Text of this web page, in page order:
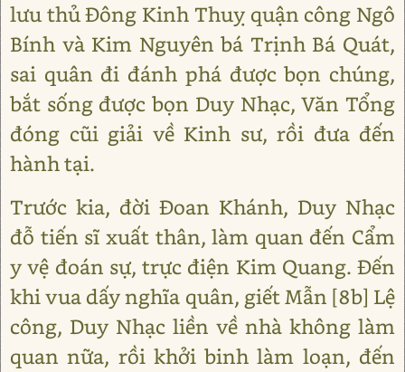
lưu thủ Đông Kinh Thuỵ quận công Ngô
Bính và Kim Nguyên bá Trịnh Bá Quát,
sai quân đi đánh phá được bọn chúng,
bắt sống được bọn Duy Nhạc, Văn Tổng
đóng cũi giải về Kinh sư, rồi đưa đến
hành tại.
Trước kia, đời Đoan Khánh, Duy Nhạc
đỗ tiến sĩ xuất thân, làm quan đến Cẩm
y vệ đoán sự, trực điện Kim Quang. Đến
khi vua dấy nghĩa quân, giết Mẫn [8b] Lệ
công, Duy Nhạc liền về nhà không làm
quan nữa, rồi khởi binh làm loạn, đến